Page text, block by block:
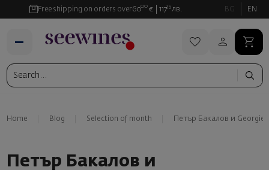
Free shipping on orders over6000 € 11735 лв. BG EN
Home Blog Selection of month Петър Бакалов и
Петър Бакалов и